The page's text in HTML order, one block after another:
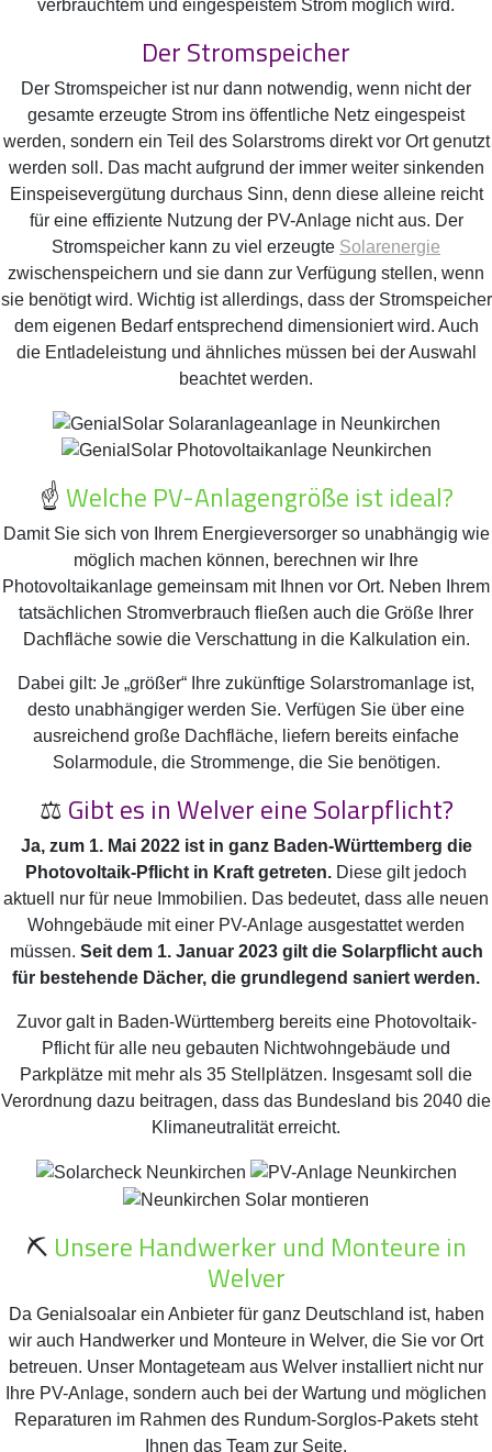
verbrauchtem und eingespeistem Strom möglich wird.
Der Stromspeicher
Der Stromspeicher ist nur dann notwendig, wenn nicht der
gesamte erzeugte Strom ins öffentliche Netz eingespeist
werden, sondern ein Teil des Solarstroms direkt vor Ort genutzt
werden soll. Das macht aufgrund der immer weiter sinkenden
Einspeisevergütung durchaus Sinn, denn diese alleine reicht
für eine effiziente Nutzung der PV-Anlage nicht aus. Der
Stromspeicher kann zu viel erzeugte Solarenergie
zwischenspeichern und sie dann zur Verfügung stellen, wenn
sie benötigt wird. Wichtig ist allerdings, dass der Stromspeicher
dem eigenen Bedarf entsprechend dimensioniert wird. Auch
die Entladeleistung und ähnliches müssen bei der Auswahl
beachtet werden.
☝️Welche PV-Anlagengröße ist ideal?
Damit Sie sich von Ihrem Energieversorger so unabhängig wie
möglich machen können, berechnen wir Ihre
Photovoltaikanlage gemeinsam mit Ihnen vor Ort. Neben Ihrem
tatsächlichen Stromverbrauch fließen auch die Größe Ihrer
Dachfläche sowie die Verschattung in die Kalkulation ein.
Dabei gilt: Je „größer“ Ihre zukünftige Solarstromanlage ist,
desto unabhängiger werden Sie. Verfügen Sie über eine
ausreichend große Dachfläche, liefern bereits einfache
Solarmodule, die Strommenge, die Sie benötigen.
⚖️Gibt es in Welver eine Solarpflicht?
Ja, zum 1. Mai 2022 ist in ganz Baden-Württemberg die
Photovoltaik-Pflicht in Kraft getreten. Diese gilt jedoch
aktuell nur für neue Immobilien. Das bedeutet, dass alle neuen
Wohngebäude mit einer PV-Anlage ausgestattet werden
müssen. Seit dem 1. Januar 2023 gilt die Solarpflicht auch
für bestehende Dächer, die grundlegend saniert werden.
Zuvor galt in Baden-Württemberg bereits eine Photovoltaik-
Pflicht für alle neu gebauten Nichtwohngebäude und
Parkplätze mit mehr als 35 Stellplätzen. Insgesamt soll die
Verordnung dazu beitragen, dass das Bundesland bis 2040 die
Klimaneutralität erreicht.
⛏️ Unsere Handwerker und Monteure in
Welver
Da Genialsoalar ein Anbieter für ganz Deutschland ist, haben
wir auch Handwerker und Monteure in Welver, die Sie vor Ort
betreuen. Unser Montageteam aus Welver installiert nicht nur
Ihre PV-Anlage, sondern auch bei der Wartung und möglichen
Reparaturen im Rahmen des Rundum-Sorglos-Pakets steht
Ihnen das Team zur Seite.